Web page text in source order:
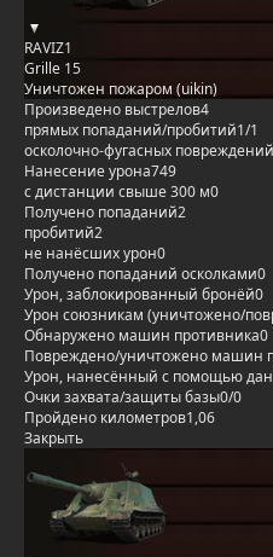
RAVIZ1
Grille 15
Уничтожен пожаром (uikin)
Произведено выстрелов4
прямых попаданий/пробитий1/1
осколочно-фугасных повреждений
Нанесение урона749
с дистанции свыше 300 м0
Получено попаданий2
пробитий2
не нанёсших урон0
Получено попаданий осколками0
Урон, заблокированный бронёй0
Урон союзникам (уничтожено/
Обнаружено машин противника0
Повреждено/уничтожено машин
Урон, нанесённый с помощью
Очки захвата/защиты базы0/0
Пройдено километров1,06
Закрыть